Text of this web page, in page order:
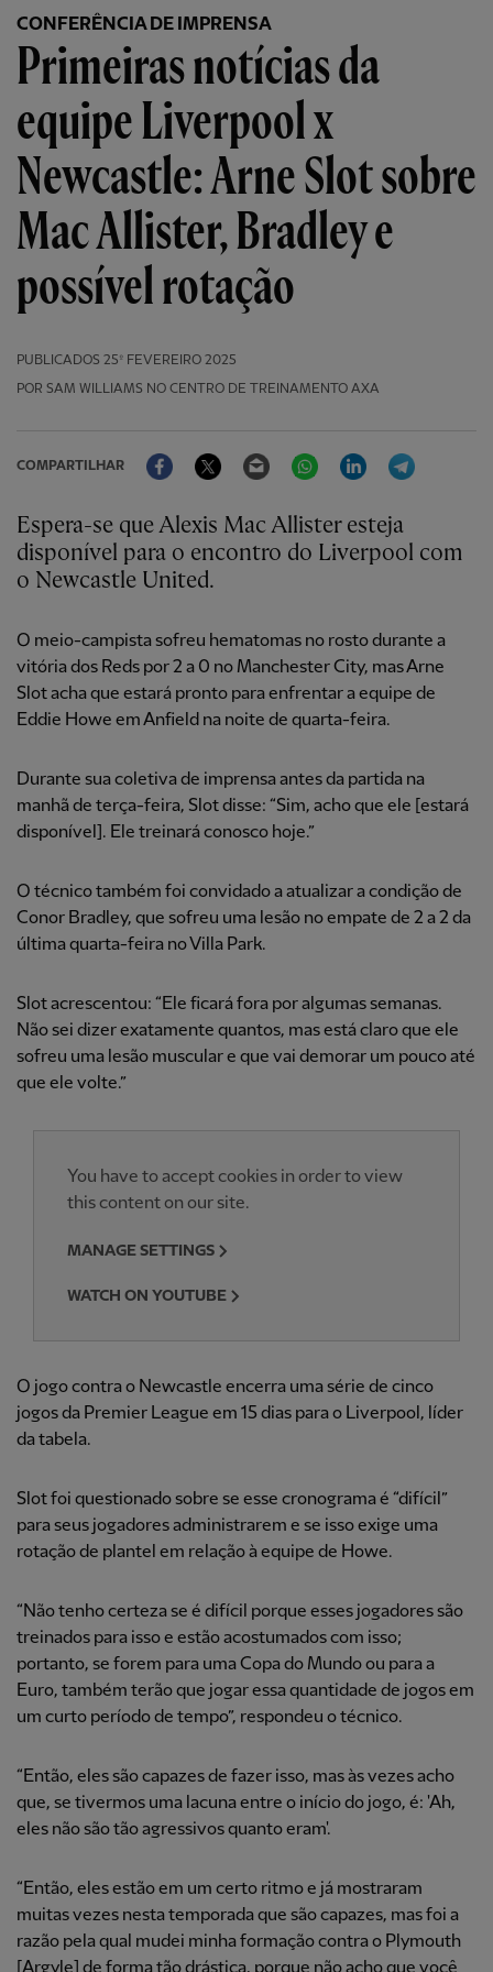
CONFERÊNCIA DE IMPRENSA
Primeiras notícias da
equipe Liverpool x
Newcastle: Arne Slot sobre
Mac Allister, Bradley e
possível rotação
PUBLICADOS 25º FEVEREIRO 2025
POR SAM WILLIAMS NO CENTRO DE TREINAMENTO AXA
COMPARTILHAR
FacebookTwitter Email WhatsAppLinkedIn
Espera-se que Alexis Mac Allister esteja
disponível para o encontro do Liverpool com
o Newcastle United.
O meio-campista sofreu hematomas no rosto durante a
vitória dos Reds por 2 a 0 no Manchester City, mas Arne
Slot acha que estará pronto para enfrentar a equipe de
Eddie Howe em Anfield na noite de quarta-feira.
Durante sua coletiva de imprensa antes da partida na
manhã de terça-feira, Slot disse: “Sim, acho que ele [estará
disponível]. Ele treinará conosco hoje.”
O técnico também foi convidado a atualizar a condição de
Conor Bradley, que sofreu uma lesão no empate de 2 a 2 da
última quarta-feira no Villa Park.
Slot acrescentou: “Ele ficará fora por algumas semanas.
Não sei dizer exatamente quantos, mas está claro que ele
sofreu uma lesão muscular e que vai demorar um pouco até
que ele volte.”
You have to accept cookies in order to view
this content on our site.
MANAGE SETTINGS
WATCH ON YOUTUBE
O jogo contra o Newcastle encerra uma série de cinco
jogos da Premier League em 15 dias para o Liverpool, líder
da tabela.
Slot foi questionado sobre se esse cronograma é “difícil”
para seus jogadores administrarem e se isso exige uma
rotação de plantel em relação à equipe de Howe.
“Não tenho certeza se é difícil porque esses jogadores são
treinados para isso e estão acostumados com isso;
portanto, se forem para uma Copa do Mundo ou para a
Euro, também terão que jogar essa quantidade de jogos em
um curto período de tempo”, respondeu o técnico.
“Então, eles são capazes de fazer isso, mas às vezes acho
que, se tivermos uma lacuna entre o início do jogo, é: 'Ah,
eles não são tão agressivos quanto eram'.
“Então, eles estão em um certo ritmo e já mostraram
muitas vezes nesta temporada que são capazes, mas foi a
razão pela qual mudei minha formação contra o Plymouth